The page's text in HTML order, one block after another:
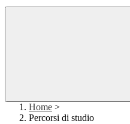
Home >
Percorsi di studio